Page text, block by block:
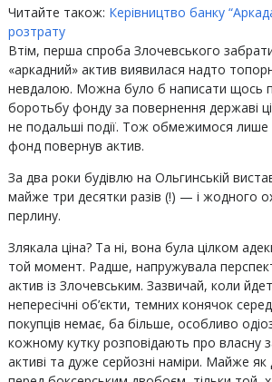
Читайте також: Керівництво банку
розтрату
Втім, перша спроба Злочевського
«аркадний» актив виявилася надто
невдалою. Можна було б написати щось
боротьбу фонду за повернення державі
не подальші події. Тож обмежимося
фонд повернув актив.
За два роки будівлю на Ольгинській
майже три десятки разів (!) — і жодного
перлину.
Злякала ціна? Та ні, вона була цілком
той момент. Радше, напружувала
актив із Злочевським. Зазвичай, коли
непересічні об’єкти, темних конячок
покупців немає, ба більше, особливо
кожному кутку розповідають про власну
активі та дуже серйозні наміри. Майже як